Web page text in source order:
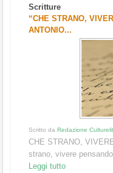
Scritture
“CHE STRANO,
ANTONIO...
Scritto da Redazione
CHE STRANO,
strano, vivere pensando
Leggi tutto